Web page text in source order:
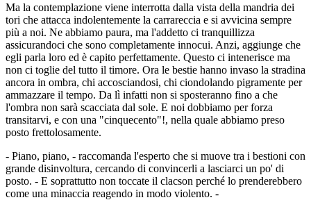
Ma la contemplazione viene interrotta dalla vista della mandria dei
tori che attacca indolentemente la carrareccia e si avvicina sempre
più a noi. Ne abbiamo paura, ma l'addetto ci tranquillizza
assicurandoci che sono completamente innocui. Anzi, aggiunge che
egli parla loro ed è capito perfettamente. Questo ci intenerisce ma
non ci toglie del tutto il timore. Ora le bestie hanno invaso la stradina
ancora in ombra, chi accosciandosi, chi ciondolando pigramente per
ammazzare il tempo. Da lì infatti non si sposteranno fino a che
l'ombra non sarà scacciata dal sole. E noi dobbiamo per forza
transitarvi, e con una "cinquecento"!, nella quale abbiamo preso
posto frettolosamente.
- Piano, piano, - raccomanda l'esperto che si muove tra i bestioni con
grande disinvoltura, cercando di convincerli a lasciarci un po' di
posto. - E soprattutto non toccate il clacson perché lo prenderebbero
come una minaccia reagendo in modo violento. -